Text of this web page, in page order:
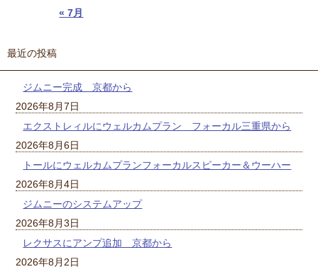
« 7月
最近の投稿
ジムニー完成 京都から
2026年8月7日
エクストレィルにウェルカムプラン フォーカル三重県から
2026年8月6日
トールにウェルカムプランフォーカルスピーカー＆ウーハー
2026年8月4日
ジムニーのシステムアップ
2026年8月3日
レクサスにアンプ追加 京都から
2026年8月2日